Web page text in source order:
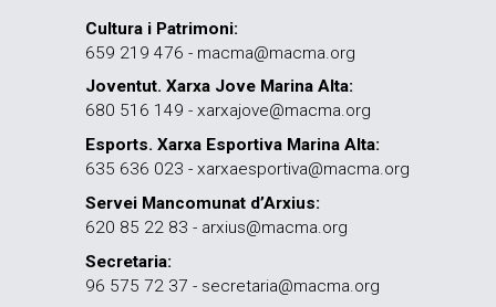
Cultura i Patrimoni:
659 219 476 - macma@macma.org
Joventut. Xarxa Jove Marina Alta:
680 516 149 - xarxajove@macma.org
Esports. Xarxa Esportiva Marina Alta:
635 636 023 - xarxaesportiva@macma.org
Servei Mancomunat d’Arxius:
620 85 22 83 - arxius@macma.org
Secretaria:
96 575 72 37 - secretaria@macma.org